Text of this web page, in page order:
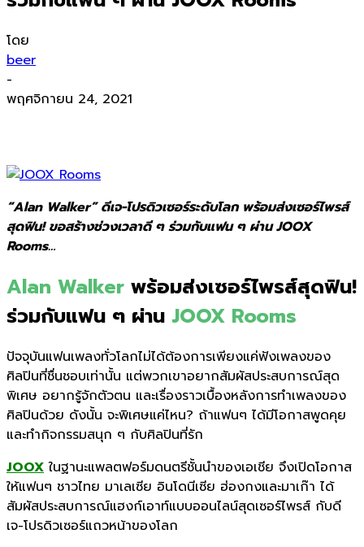
โดย
beer
-
พฤศจิกายน 24, 2021
“Alan Walker” ดีเจ-โปรดิวเซอร์ระดับโลก พร้อมส่งเซอร์ไพรส์
สุดฟิน! ขอสร้างช่วงเวลาดี ๆ ร่วมกับแฟน ๆ ผ่าน JOOX
Rooms…
Alan Walker พร้อมส่งเซอร์ไพรส์สุดฟิน!
ร่วมกับแฟน ๆ ผ่าน JOOX Rooms
ปัจจุบันแฟนเพลงทั่วโลกไม่ได้ต้องการเพียงแค่ฟังเพลงของ
ศิลปินที่ชื่นชอบเท่านั้น แต่พวกเขาอยากสัมผัสประสบการณ์สุด
พิเศษ อยากรู้จักตัวตน และเรื่องราวเบื้องหลังการทำเพลงของ
ศิลปินด้วย ดังนั้น จะพิเศษแค่ไหน? ถ้าแฟนๆ ได้มีโอกาสพูดคุย
และทำกิจกรรมสนุก ๆ กับศิลปินที่รัก
JOOX ในฐานะแพลตฟอร์มดนตรีชั้นนำของเอเชีย จึงเปิดโอกาส
ให้แฟนๆ ชาวไทย มาเลเซีย อินโดนีเซีย ฮ่องกงและมาเก๊า ได้
สัมผัสประสบการณ์แฮงก์เอาท์แบบออนไลน์สุดเซอร์ไพรส์ กับดี
เจ-โปรดิวเซอร์แถวหน้าของโลก